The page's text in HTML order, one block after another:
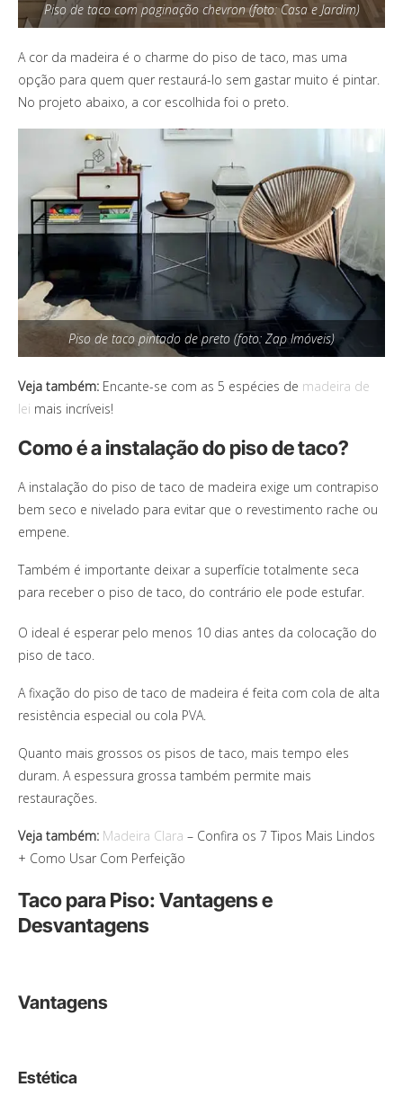
Piso de taco com paginação chevron (foto: Casa e Jardim)
A cor da madeira é o charme do piso de taco, mas uma
opção para quem quer restaurá-lo sem gastar muito é pintar.
No projeto abaixo, a cor escolhida foi o preto.
Piso de taco pintado de preto (foto: Zap Imóveis)
Veja também: Encante-se com as 5 espécies de madeira de
lei mais incríveis!
Como é a instalação do piso de taco?
A instalação do piso de taco de madeira exige um contrapiso
bem seco e nivelado para evitar que o revestimento rache ou
empene.
Também é importante deixar a superfície totalmente seca
para receber o piso de taco, do contrário ele pode estufar.
O ideal é esperar pelo menos 10 dias antes da colocação do
piso de taco.
A fixação do piso de taco de madeira é feita com cola de alta
resistência especial ou cola PVA.
Quanto mais grossos os pisos de taco, mais tempo eles
duram. A espessura grossa também permite mais
restaurações.
Veja também: Madeira Clara – Confira os 7 Tipos Mais Lindos
+ Como Usar Com Perfeição
Taco para Piso: Vantagens e
Desvantagens
Vantagens
Estética